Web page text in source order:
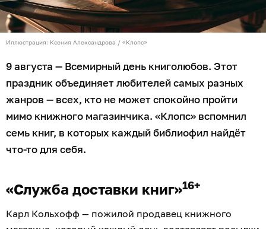
Иллюстрация: Ксения Александрова / «Клопс»
9 августа — Всемирный день книголюбов. Этот
праздник объединяет любителей самых разных
жанров — всех, кто не может спокойно пройти
мимо книжного магазинчика. «Клопс» вспомнил
семь книг, в которых каждый библиофил найдёт
что-то для себя.
«Служба доставки книг»16+
Карл Кольхофф — пожилой продавец книжного